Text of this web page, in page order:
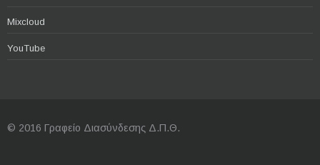
Mixcloud
YouTube
© 2016 Γραφείο Διασύνδεσης Δ.Π.Θ.